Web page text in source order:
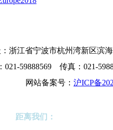
浙江省宁波市杭州湾新区滨
021-59888569 传真：021-
网站备案号： 沪ICP备
距离我们：